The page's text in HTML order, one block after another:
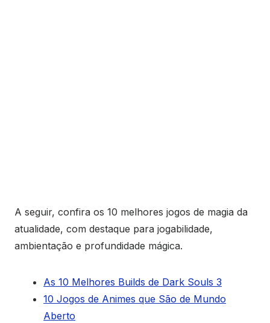
A seguir, confira os 10 melhores jogos de magia da
atualidade, com destaque para jogabilidade,
ambientação e profundidade mágica.
As 10 Melhores Builds de Dark Souls 3
10 Jogos de Animes que São de Mundo
Aberto